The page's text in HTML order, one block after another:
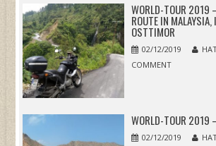
WORLD-TOUR 2019
ROUTE IN MALAYSIA,
OSTTIMOR
02/12/2019
COMMENT
WORLD-TOUR 2019
02/12/2019